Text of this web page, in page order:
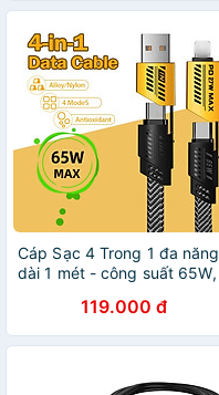
Cáp Sạc 4 Trong 1 đa năng
dài 1 mét - công suất 65W,
119.000 đ